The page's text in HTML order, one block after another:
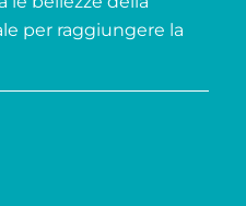
per raggiungere la